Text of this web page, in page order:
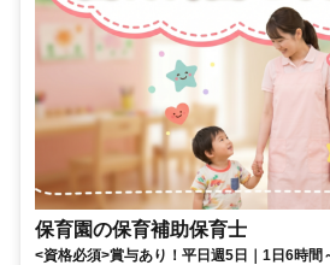
保育園の保育補助保育士
<資格必須>賞与あり！平日週5日｜1日6時間